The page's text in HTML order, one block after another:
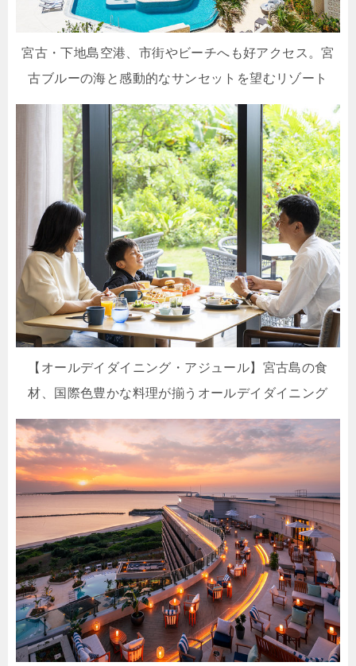
宮古・下地島空港、市街やビーチへも好アクセス。宮
古ブルーの海と感動的なサンセットを望むリゾート
【オールデイダイニング・アジュール】宮古島の食
材、国際色豊かな料理が揃うオールデイダイニング